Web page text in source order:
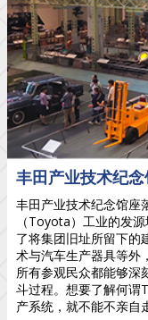
丰田产业技术纪念
丰田产业技术纪念馆座
（Toyota）工业的发
了将集团旧址所留下的
术与汽车生产器具等外
所有参观民众都能够
斗过程。想要了解何
产系统，就不能不亲自